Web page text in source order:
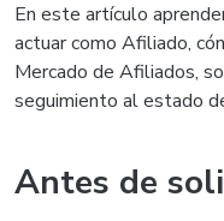
En este artículo
actuar como Afiliado,
Mercado de Afiliados,
seguimiento al estado
Antes de